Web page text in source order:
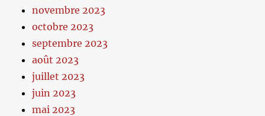
novembre 2023
octobre 2023
septembre 2023
août 2023
juillet 2023
juin 2023
mai 2023